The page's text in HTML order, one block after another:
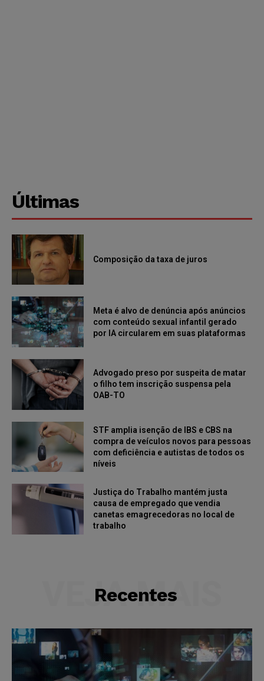
Últimas
Composição da taxa de juros
Meta é alvo de denúncia após anúncios
com conteúdo sexual infantil gerado
por IA circularem em suas plataformas
Advogado preso por suspeita de matar
o filho tem inscrição suspensa pela
OAB-TO
STF amplia isenção de IBS e CBS na
compra de veículos novos para pessoas
com deficiência e autistas de todos os
níveis
Justiça do Trabalho mantém justa
causa de empregado que vendia
canetas emagrecedoras no local de
trabalho
Recentes
VEJA MAIS